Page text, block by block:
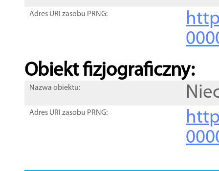
Adres URI zasobu PRNG:
Obiekt fizjograficzny:
Nazwa obiektu:
Adres URI zasobu PRNG: